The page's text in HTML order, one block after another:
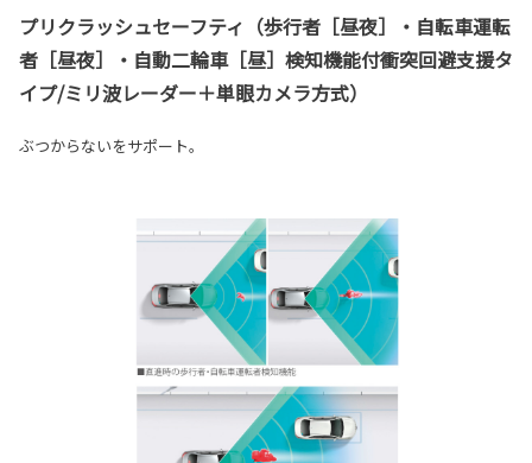
プリクラッシュセーフティ（歩行者［昼夜］・自転車運転
者［昼夜］・自動二輪車［昼］検知機能付衝突回避支援タ
イプ/ミリ波レーダー＋単眼カメラ方式）
ぶつからないをサポート。